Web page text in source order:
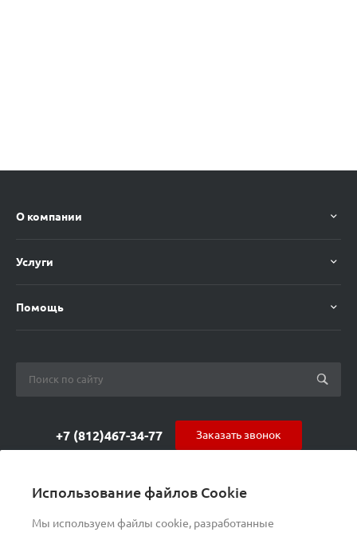
Использование файлов Cookie
Мы используем файлы cookie, разработанные
О компании
Услуги
Помощь
+7 (812)467-34-77
ул. Курчатова 9 (БЦ МАГНЕТОН)
Заказать звонок